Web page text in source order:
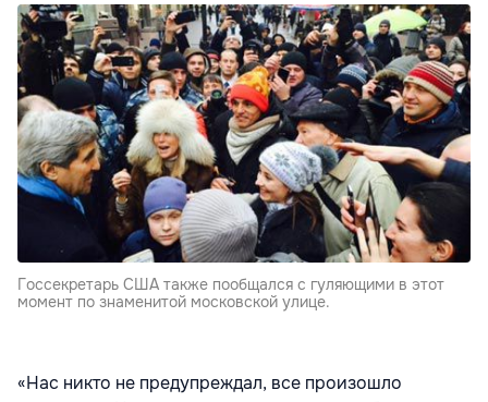
Госсекретарь США также пообщался с гуляющими в этот
момент по знаменитой московской улице.
«Нас никто не предупреждал, все произошло